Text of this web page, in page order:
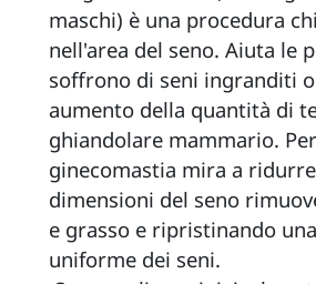
maschi) è una procedura
nell'area del seno. Aiuta le
soffrono di seni ingranditi
aumento della quantità di
ghiandolare mammario.
ginecomastia mira a
dimensioni del seno
e grasso e ripristinando
uniforme dei seni.